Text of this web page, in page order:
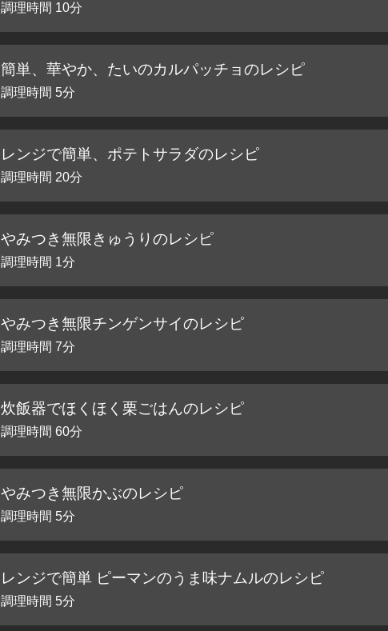
調理時間 10分
簡単、華やか、たいのカルパッチョのレシピ
調理時間 5分
レンジで簡単、ポテトサラダのレシピ
調理時間 20分
やみつき無限きゅうりのレシピ
調理時間 1分
やみつき無限チンゲンサイのレシピ
調理時間 7分
炊飯器でほくほく栗ごはんのレシピ
調理時間 60分
やみつき無限かぶのレシピ
調理時間 5分
レンジで簡単 ピーマンのうま味ナムルのレシピ
調理時間 5分